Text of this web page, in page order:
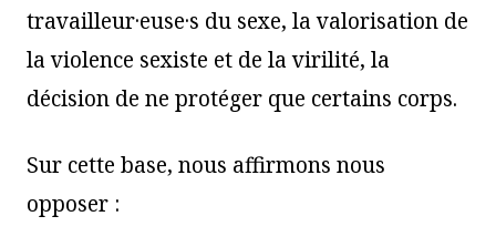
travailleur·euse·s du sexe, la valorisation de
la violence sexiste et de la virilité, la
décision de ne protéger que certains corps.
Sur cette base, nous affirmons nous
opposer :